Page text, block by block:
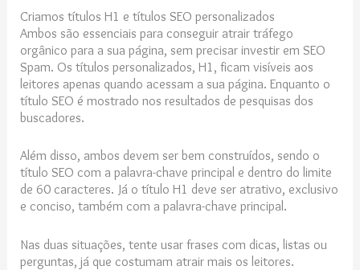
Criamos títulos H1 e títulos SEO personalizados
Ambos são essenciais para conseguir atrair tráfego
orgânico para a sua página, sem precisar investir em SEO
Spam. Os títulos personalizados, H1, ficam visíveis aos
leitores apenas quando acessam a sua página. Enquanto o
título SEO é mostrado nos resultados de pesquisas dos
buscadores.
Além disso, ambos devem ser bem construídos, sendo o
título SEO com a palavra-chave principal e dentro do limite
de 60 caracteres. Já o título H1 deve ser atrativo, exclusivo
e conciso, também com a palavra-chave principal.
Nas duas situações, tente usar frases com dicas, listas ou
perguntas, já que costumam atrair mais os leitores.